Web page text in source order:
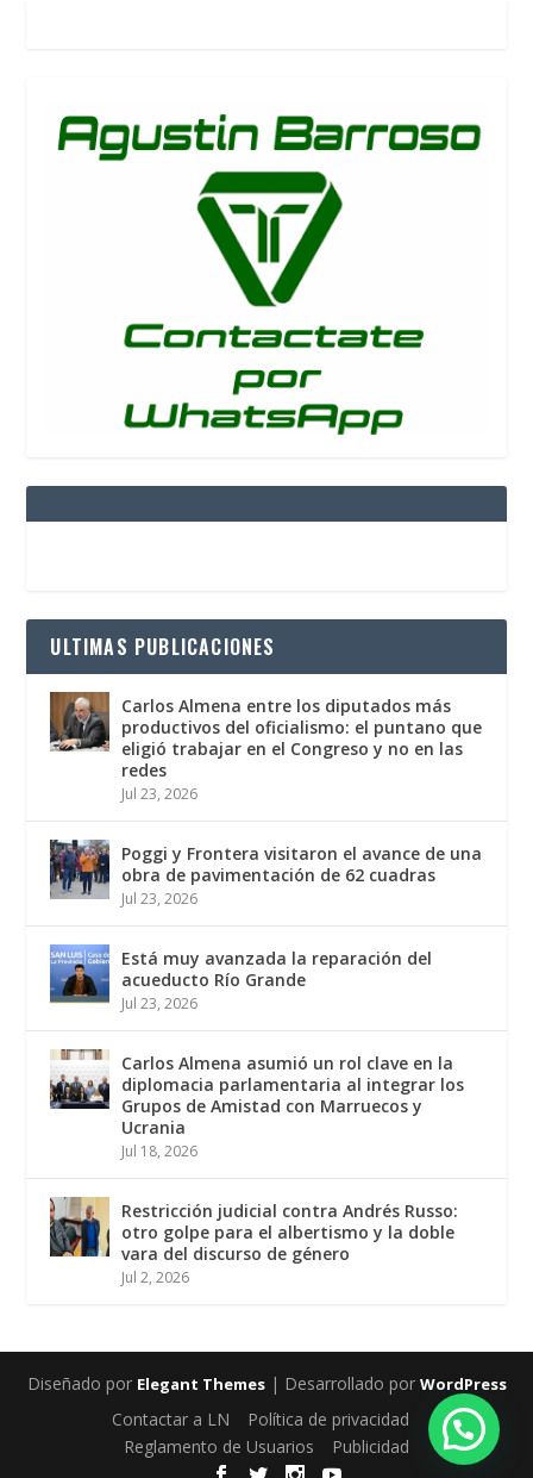
ULTIMAS PUBLICACIONES
Carlos Almena entre los diputados más
productivos del oficialismo: el puntano que
eligió trabajar en el Congreso y no en las
redes
Jul 23, 2026
Poggi y Frontera visitaron el avance de una
obra de pavimentación de 62 cuadras
Jul 23, 2026
Está muy avanzada la reparación del
acueducto Río Grande
Jul 23, 2026
Carlos Almena asumió un rol clave en la
diplomacia parlamentaria al integrar los
Grupos de Amistad con Marruecos y
Ucrania
Jul 18, 2026
Restricción judicial contra Andrés Russo:
otro golpe para el albertismo y la doble
vara del discurso de género
Jul 2, 2026
Diseñado por Elegant Themes| Desarrollado por WordPress
Contactar a LN
Política de privacidad
Reglamento de Usuarios
Publicidad